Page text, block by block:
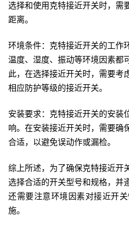
选择和使用克特接近开关时，需
距离。
环境条件：克特接近开关的工作
温度、湿度、振动等环境因素都
此，在选择接近开关时，需要考
相应防护等级的接近开关。
安装要求：克特接近开关的安装
响。在安装接近开关时，需要确
合适，以避免误动作或漏检。
综上所述，为了确保克特接近开
选择合适的开关型号和规格，并
还需要注意环境因素对接近开
施。